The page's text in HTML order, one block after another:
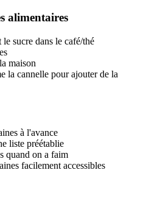
alimentaires
sucre dans le café/thé
maison
la cannelle pour ajouter de la
à l'avance
liste préétablie
quand on a faim
facilement accessibles